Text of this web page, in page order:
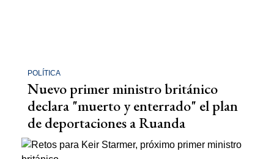
POLÍTICA
Nuevo primer ministro británico
declara "muerto y enterrado" el plan
de deportaciones a Ruanda